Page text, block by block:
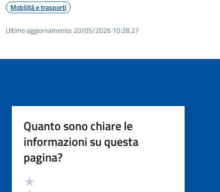
Mobilità e trasporti
Ultimo aggiornamento: 20/05/2026 10:28.27
Quanto sono chiare le
informazioni su questa
pagina?
Valutazione